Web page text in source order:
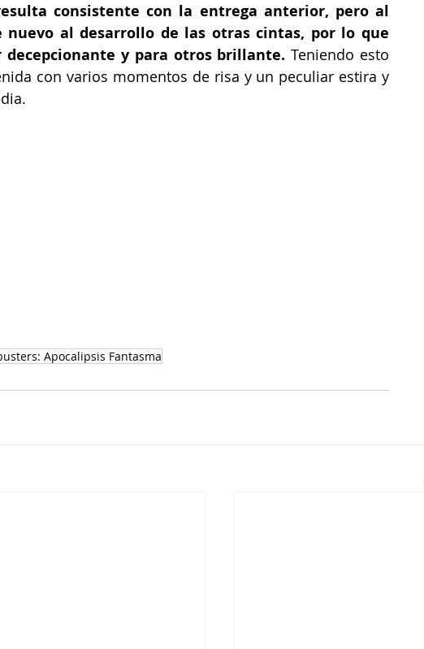
consistente con la entrega anterior, pero al
al desarrollo de las otras cintas, por lo que
y para otros brillante. Teniendo esto
con varios momentos de risa y un peculiar estira y
Apocalipsis Fantasma